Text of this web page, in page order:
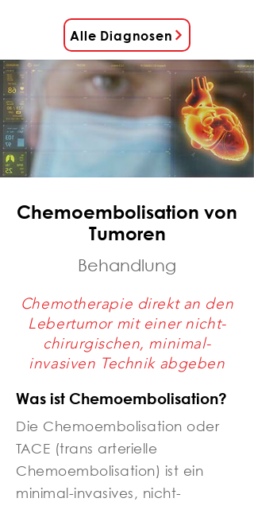
Alle Diagnosen
Behandlung
Chemoembolisation von
Tumoren
Chemotherapie direkt an den
Lebertumor mit einer nicht-
chirurgischen, minimal-
invasiven Technik abgeben
Was ist Chemoembolisation?
Die Chemoembolisation oder
TACE (trans arterielle
Chemoembolisation) ist ein
minimal-invasives, nicht-